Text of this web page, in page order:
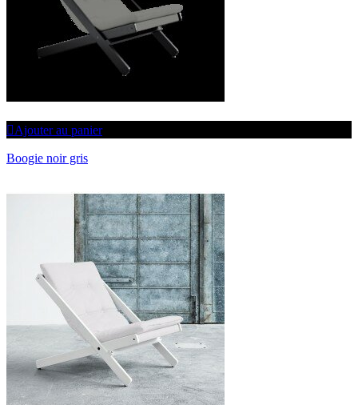
Ajouter au panier
Boogie noir gris